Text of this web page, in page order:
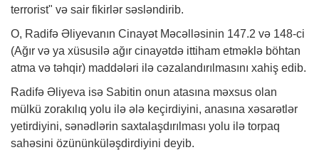
terrorist" və sair fikirlər səsləndirib.
O, Radifə Əliyevanın Cinayət Məcəlləsinin 147.2 və 148-ci
(Ağır və ya xüsusilə ağır cinayətdə ittiham etməklə böhtan
atma və təhqir) maddələri ilə cəzalandırılmasını xahiş edib.
Radifə Əliyeva isə Sabitin onun atasına məxsus olan
mülkü zorakılıq yolu ilə ələ keçirdiyini, anasına xəsarətlər
yetirdiyini, sənədlərin saxtalaşdırılması yolu ilə torpaq
sahəsini özününküləşdirdiyini deyib.